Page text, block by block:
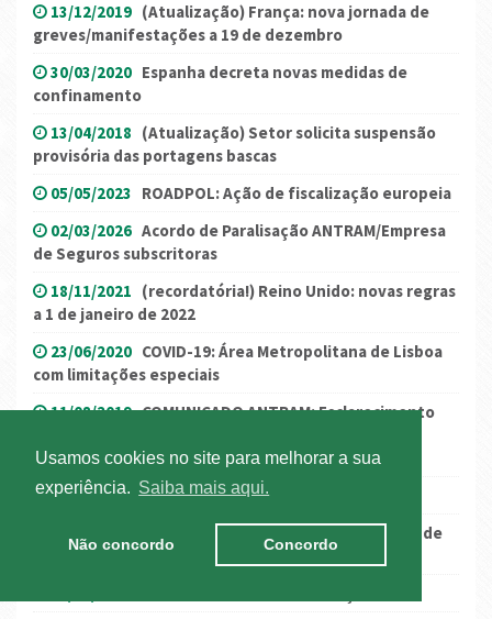
Usamos cookies no site para melhorar a sua
experiência.
Saiba mais aqui.
Não concordo Concordo
13/12/2019 (Atualização) França: nova jornada de
greves/manifestações a 19 de dezembro
30/03/2020 Espanha decreta novas medidas de
confinamento
13/04/2018 (Atualização) Setor solicita suspensão
provisória das portagens bascas
05/05/2023 ROADPOL: Ação de fiscalização europeia
02/03/2026 Acordo de Paralisação ANTRAM/Empresa
de Seguros subscritoras
18/11/2021 (recordatória!) Reino Unido: novas regras
a 1 de janeiro de 2022
23/06/2020 COVID-19: Área Metropolitana de Lisboa
com limitações especiais
11/08/2019 COMUNICADO ANTRAM: Esclarecimento
circular pelos representantes sindicais
07/03/2017 Alerta: controlos e multas em Itália
(Atualização) França: Destacamento de
trabalhadores